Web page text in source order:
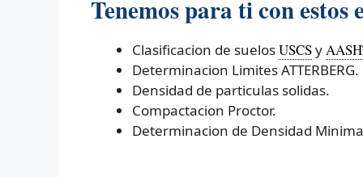
Tenemos para ti con estos
Clasificacion de suelosUSCSy
Determinacion Limites ATTERBERG.
Densidad de particulas solidas.
Compactacion Proctor.
Determinacion de Densidad